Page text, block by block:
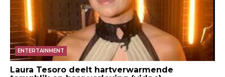
ENTERTAINMENT
Laura Tesoro deelt hartverwarmende